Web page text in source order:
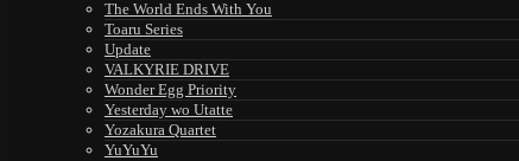
The World Ends With You
Toaru Series
Update
VALKYRIE DRIVE
Wonder Egg Priority
Yesterday wo Utatte
Yozakura Quartet
YuYuYu